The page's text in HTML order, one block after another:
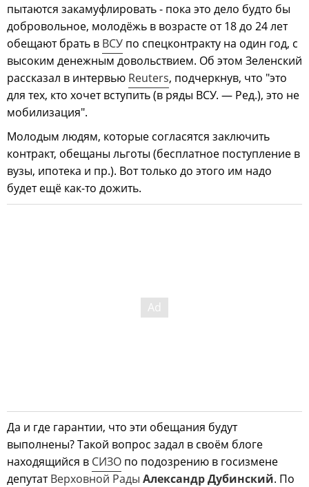
пытаются закамуфлировать - пока это дело будто бы
добровольное, молодёжь в возрасте от 18 до 24 лет
обещают брать в ВСУ по спецконтракту на один год, с
высоким денежным довольствием. Об этом Зеленский
рассказал в интервью Reuters, подчеркнув, что "это
для тех, кто хочет вступить (в ряды ВСУ. — Ред.), это не
мобилизация".
Молодым людям, которые согласятся заключить
контракт, обещаны льготы (бесплатное поступление в
вузы, ипотека и пр.). Вот только до этого им надо
будет ещё как-то дожить.
Да и где гарантии, что эти обещания будут
выполнены? Такой вопрос задал в своём блоге
находящийся в СИЗО по подозрению в госизмене
депутатВерховной Рады Александр Дубинский. По